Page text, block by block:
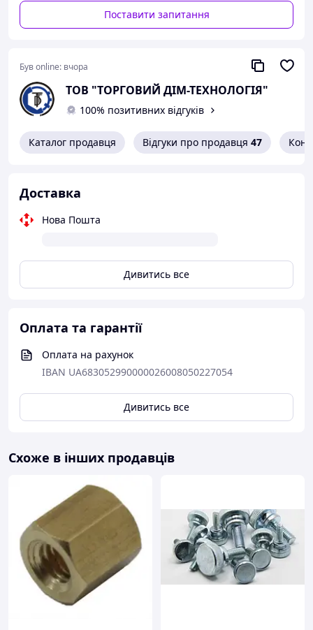
Поставити запитання
Був online: вчора
ТОВ "ТОРГОВИЙ ДІМ-ТЕХНОЛОГІЯ"
100% позитивних відгуків
Каталог продавця Відгуки про продавця 47
Доставка
Нова Пошта
Дивитись все
Оплата та гарантії
Оплата на рахунок
IBAN UA683052990000026008050227054
Дивитись все
Схоже в інших продавців